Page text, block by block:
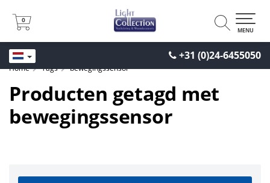
+31 (0)24-6455050
0
0
MENU
Home Tags bewegingssensor
Producten getagd met
bewegingssensor